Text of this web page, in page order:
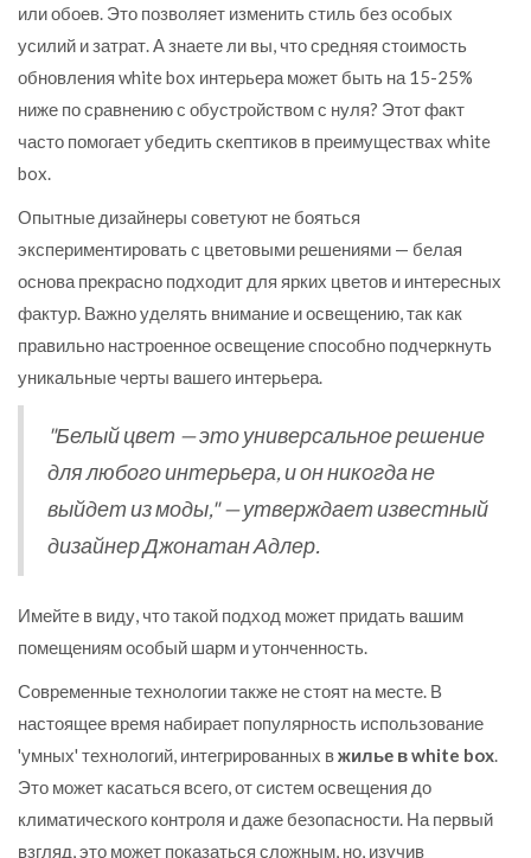
или обоев. Это позволяет изменить стиль без особых
усилий и затрат. А знаете ли вы, что средняя стоимость
обновления white box интерьера может быть на 15-25%
ниже по сравнению с обустройством с нуля? Этот факт
часто помогает убедить скептиков в преимуществах white
box.
Опытные дизайнеры советуют не бояться
экспериментировать с цветовыми решениями — белая
основа прекрасно подходит для ярких цветов и интересных
фактур. Важно уделять внимание и освещению, так как
правильно настроенное освещение способно подчеркнуть
уникальные черты вашего интерьера.
"Белый цвет — это универсальное решение
для любого интерьера, и он никогда не
выйдет из моды," — утверждает известный
дизайнер Джонатан Адлер.
Имейте в виду, что такой подход может придать вашим
помещениям особый шарм и утонченность.
Современные технологии также не стоят на месте. В
настоящее время набирает популярность использование
'умных' технологий, интегрированных вжилье в white box.
Это может касаться всего, от систем освещения до
климатического контроля и даже безопасности. На первый
взгляд, это может показаться сложным, но, изучив